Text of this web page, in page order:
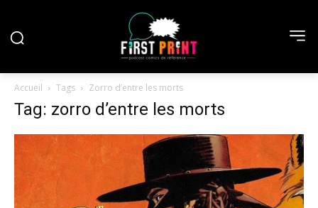
Accueil Tags Zorro d’entre les morts
Tag: zorro d’entre les morts